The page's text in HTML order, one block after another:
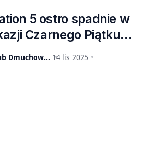
5 ostro spadnie w
Czarnego Piątku.
sklepy również
zniżki na konsolę
Jakub Dmuchowski 14 lis 2025